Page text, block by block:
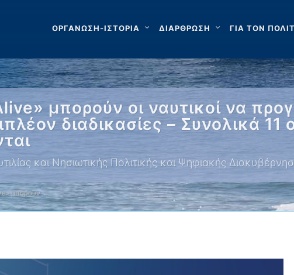
ΟΡΓΑΝΩΣΗ-ΙΣΤΟΡΙΑ ΔΙΑΡΘΡΩΣΗ ΓΙΑ ΤΟΝ
μπορούν οι ναυτικοί να
διαδικασίες – Συνολικά 11
και Νησιωτικής Πολιτικής και Ψηφιακής
μπορούν …